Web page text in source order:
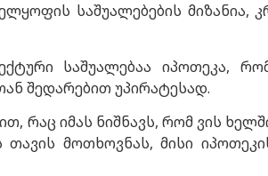
საშუალებების
საშუალებაა იპოთეკა,
შედარებით უპირატესად.
რაც იმას ნიშნავს, რომ ვის
მოთხოვნას, მისი